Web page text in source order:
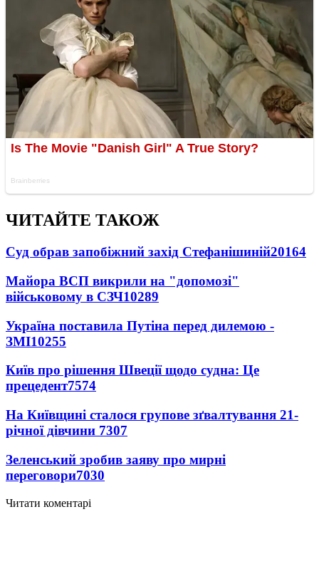
ЧИТАЙТЕ ТАКОЖ
Суд обрав запобіжний захід Стефанішиній20164
Майора ВСП викрили на "допомозі"
військовому в СЗЧ10289
Україна поставила Путіна перед дилемою -
ЗМІ10255
Київ про рішення Швеції щодо судна: Це
прецедент7574
На Київщині сталося групове зґвалтування 21-
річної дівчини 7307
Зеленський зробив заяву про мирні
переговори7030
Читати коментарі